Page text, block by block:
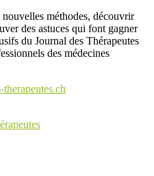
méthodes, découvrir
des astuces qui font gagner
du Journal des Thérapeutes
des médecines